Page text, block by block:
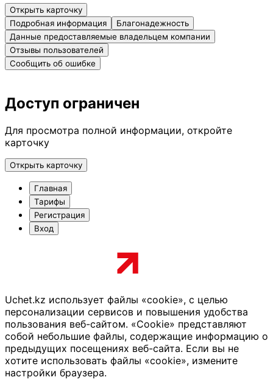
Открыть карточку
Подробная информация
Благонадежность
Данные предоставляемые владельцем компании
Отзывы пользователей
Сообщить об ошибке
Доступ ограничен
Для просмотра полной информации, откройте
карточку
Открыть карточку
Главная
Тарифы
Регистрация
Вход
Uchet.kz использует файлы «cookie», с целью
персонализации сервисов и повышения удобства
пользования веб-сайтом. «Cookie» представляют
собой небольшие файлы, содержащие информацию о
предыдущих посещениях веб-сайта. Если вы не
хотите использовать файлы «cookie», измените
настройки браузера.